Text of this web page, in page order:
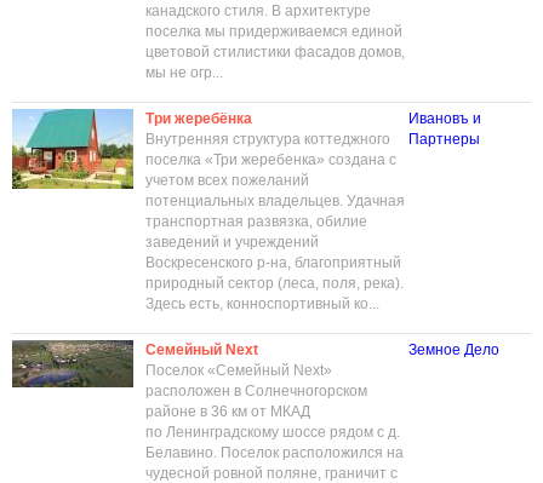
канадского стиля. В архитектуре
поселка мы придерживаемся единой
цветовой стилистики фасадов домов,
мы не огр...
Три жеребёнка
Внутренняя структура коттеджного
поселка «Три жеребенка» создана с
учетом всех пожеланий
потенциальных владельцев. Удачная
транспортная развязка, обилие
заведений и учреждений
Воскресенского р-на, благоприятный
природный сектор (леса, поля, река).
Здесь есть, конноспортивный ко...
Ивановъ и
Партнеры
Семейный Next
Поселок «Семейный Next»
расположен в Солнечногорском
районе в 36 км от МКАД
по Ленинградскому шоссе рядом с д.
Белавино. Поселок расположился на
чудесной ровной поляне, граничит с
Земное Дело